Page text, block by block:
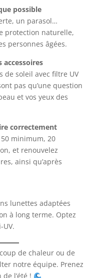
possible
un parasol…
protection naturelle,
personnes âgées.
accessoires
de soleil avec filtre UV
pas qu’une question
et vos yeux des
correctement
minimum, 20
et renouvelez
ainsi qu’après
lunettes adaptées
à long terme. Optez
de chaleur ou de
notre équipe. Prenez
l’été !